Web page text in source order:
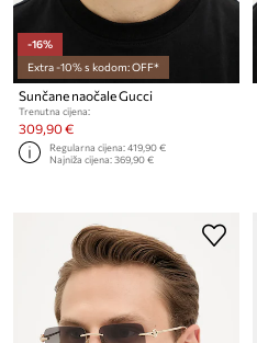
-16%
Extra -10% s kodom: OFF*
Sunčane naočale Gucci
Trenutna cijena:
309,90 €
Regularna cijena:419,90 €
Najniža cijena:369,90 €